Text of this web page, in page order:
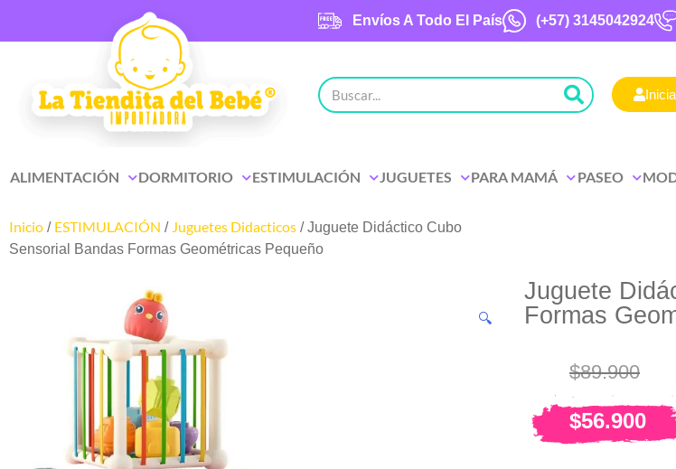
Envíos A Todo El País (+57) 3145042924
ALIMENTACIÓN DORMITORIO ESTIMULACIÓN JUGUETES PARA MAMÁ PASEO
Inicio / ESTIMULACIÓN / Juguetes Didacticos / Juguete Didáctico Cubo
Sensorial Bandas Formas Geométricas Pequeño
🔍
Juguete
Formas
$89.900
$56.900